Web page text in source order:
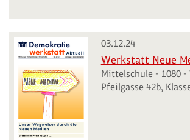
03.12.24
Werkstatt Neue
Mittelschule - 1080 -
Pfeilgasse 42b,